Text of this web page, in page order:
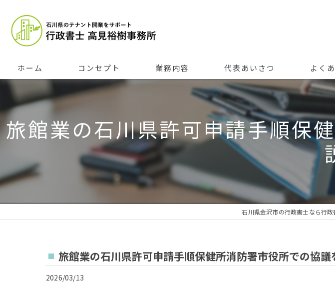
ホーム コンセプト 業務内容 代表あいさつ よく
旅館業の石川県許可申請手順保
石川県金沢市の行政書士なら行
旅館業の石川県許可申請手順保健所消防署市役所での協議
2026/03/13